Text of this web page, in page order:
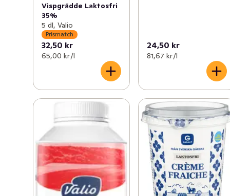
Vispgrädde Laktosfri
35%
5 dl, Valio
Prismatch
32,50 kr
65,00 kr /l
24,50 kr
81,67 kr /l